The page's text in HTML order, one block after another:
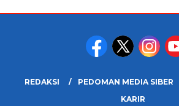
REDAKSI PEDOMAN MEDIA SIBER
KARIR